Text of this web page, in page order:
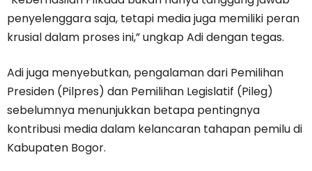
penyelenggara saja, tetapi media juga memiliki peran
krusial dalam proses ini,” ungkap Adi dengan tegas.
Adi juga menyebutkan, pengalaman dari Pemilihan
Presiden (Pilpres) dan Pemilihan Legislatif (Pileg)
sebelumnya menunjukkan betapa pentingnya
kontribusi media dalam kelancaran tahapan pemilu di
Kabupaten Bogor.